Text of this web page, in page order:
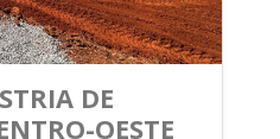
DE
OESTE